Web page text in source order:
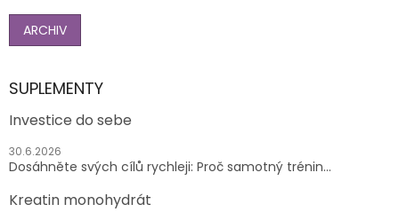
ARCHIV
SUPLEMENTY
Investice do sebe
30.6.2026
Dosáhněte svých cílů rychleji: Proč samotný trénin...
Kreatin monohydrát